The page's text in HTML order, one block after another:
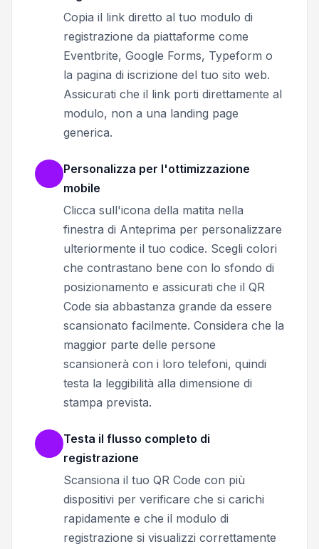
Copia il link diretto al tuo modulo di
registrazione da piattaforme come
Eventbrite, Google Forms, Typeform o
la pagina di iscrizione del tuo sito web.
Assicurati che il link porti direttamente al
modulo, non a una landing page
generica.
Personalizza per l'ottimizzazione
mobile
Clicca sull'icona della matita nella
finestra di Anteprima per personalizzare
ulteriormente il tuo codice. Scegli colori
che contrastano bene con lo sfondo di
posizionamento e assicurati che il QR
Code sia abbastanza grande da essere
scansionato facilmente. Considera che la
maggior parte delle persone
scansionerà con i loro telefoni, quindi
testa la leggibilità alla dimensione di
stampa prevista.
Testa il flusso completo di
registrazione
Scansiona il tuo QR Code con più
dispositivi per verificare che si carichi
rapidamente e che il modulo di
registrazione si visualizzi correttamente